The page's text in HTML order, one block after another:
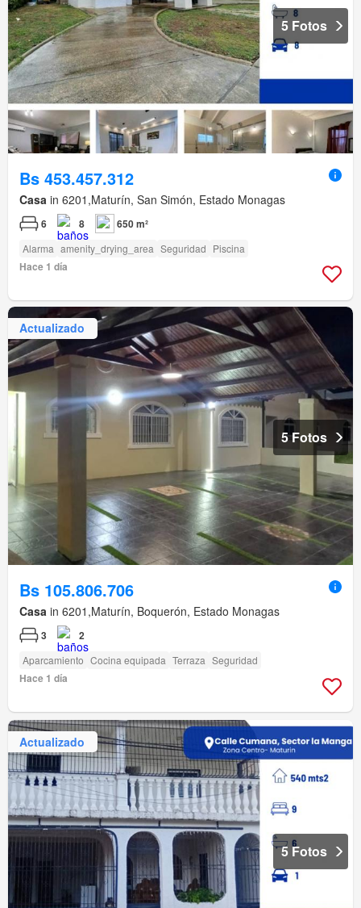
5 Fotos
Bs 453.457.312
Casa in 6201,Maturín, San Simón, Estado Monagas
6 8 650 m²
Alarma amenity_drying_area Seguridad Piscina
Hace 1 día
Actualizado
5 Fotos
Bs 105.806.706
Casa in 6201,Maturín, Boquerón, Estado Monagas
3 2
Aparcamiento Cocina equipada Terraza Seguridad
Hace 1 día
Actualizado
5 Fotos